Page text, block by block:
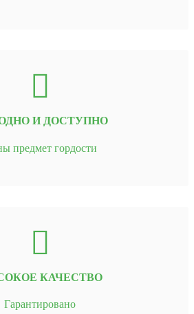
И ДОСТУПНО
предмет гордости
КАЧЕСТВО
Гарантировано